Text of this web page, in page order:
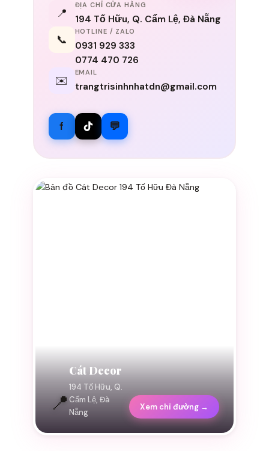
📍
ĐỊA CHỈ CỬA HÀNG
194 Tố Hữu, Q. Cẩm Lệ, Đà Nẵng
📞
HOTLINE / ZALO
0931 929 333
0774 470 726
✉️
EMAIL
trangtrisinhnhatdn@gmail.com
f 💬
📍
Cát Decor
194 Tố Hữu, Q.
Cẩm Lệ, Đà
Nẵng
Xem chỉ đường →